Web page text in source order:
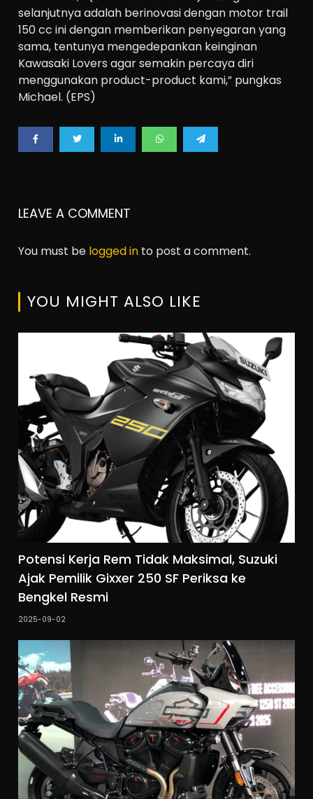
selanjutnya adalah berinovasi dengan motor trail
150 cc ini dengan memberikan penyegaran yang
sama, tentunya mengedepankan keinginan
Kawasaki Lovers agar semakin percaya diri
menggunakan product-product kami,” pungkas
Michael. (EPS)
LEAVE A COMMENT
You must be logged in to post a comment.
YOU MIGHT ALSO LIKE
Potensi Kerja Rem Tidak Maksimal, Suzuki
Ajak Pemilik Gixxer 250 SF Periksa ke
Bengkel Resmi
2025-09-02